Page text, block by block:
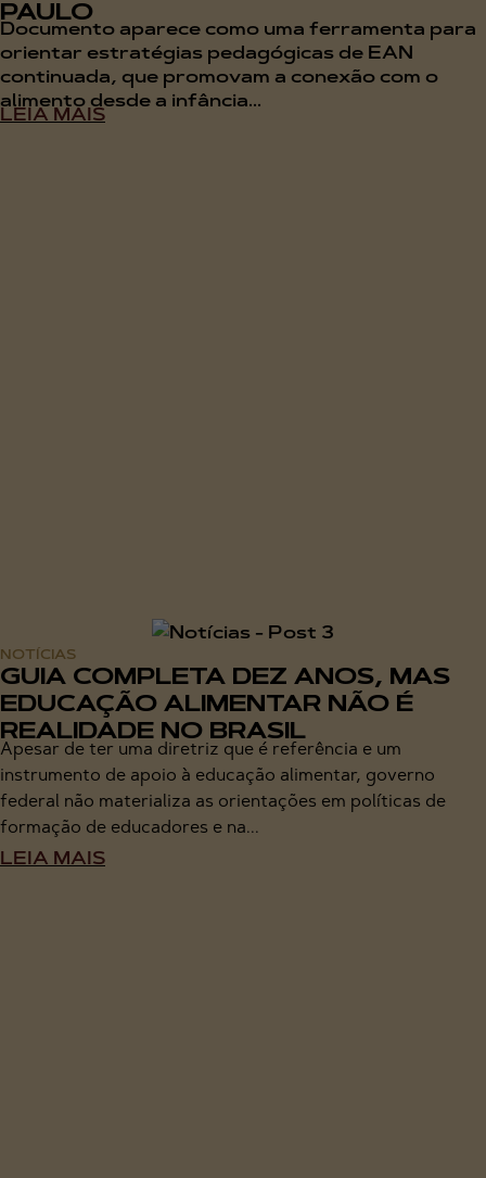
PAULO
Documento aparece como uma ferramenta para
orientar estratégias pedagógicas de EAN
continuada, que promovam a conexão com o
alimento desde a infância...
LEIA MAIS
NOTÍCIAS
GUIA COMPLETA DEZ ANOS, MAS
EDUCAÇÃO ALIMENTAR NÃO É
REALIDADE NO BRASIL
Apesar de ter uma diretriz que é referência e um
instrumento de apoio à educação alimentar, governo
federal não materializa as orientações em políticas de
formação de educadores e na...
LEIA MAIS